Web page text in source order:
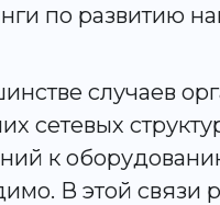
по развитию
случаев
сетевых
к
В этой связи